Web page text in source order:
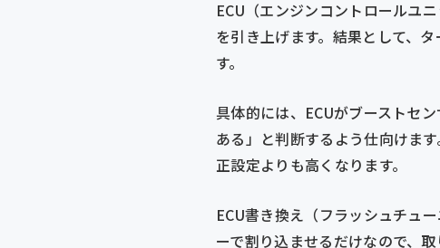
ECU（エンジンコントロールユ
を引き上げます。結果として、
す。
具体的には、ECUがブーストセ
ある」と判断するよう仕向けま
正設定よりも高くなります。
ECU書き換え（フラッシュチュ
ーで割り込ませるだけなので、